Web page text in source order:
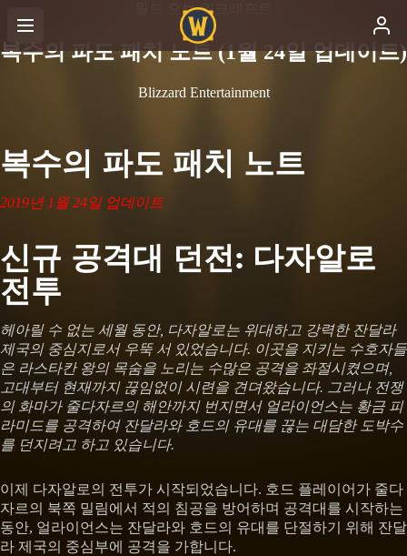
월드 오브 워크래프트
복수의 파도 패치 노트 (1월 24일 업데이트)
Blizzard Entertainment
복수의 파도 패치 노트
2019년 1월 24일 업데이트
신규 공격대 던전: 다자알로
전투
헤아릴 수 없는 세월 동안, 다자알로는 위대하고 강력한 잔달라
제국의 중심지로서 우뚝 서 있었습니다. 이곳을 지키는 수호자들
은 라스타칸 왕의 목숨을 노리는 수많은 공격을 좌절시켰으며,
고대부터 현재까지 끊임없이 시련을 견뎌왔습니다. 그러나 전쟁
의 화마가 줄다자르의 해안까지 번지면서 얼라이언스는 황금 피
라미드를 공격하여 잔달라와 호드의 유대를 끊는 대담한 도박수
를 던지려고 하고 있습니다.
이제 다자알로의 전투가 시작되었습니다. 호드 플레이어가 줄다
자르의 북쪽 밀림에서 적의 침공을 방어하며 공격대를 시작하는
동안, 얼라이언스는 잔달라와 호드의 유대를 단절하기 위해 잔달
라 제국의 중심부에 공격을 가합니다.